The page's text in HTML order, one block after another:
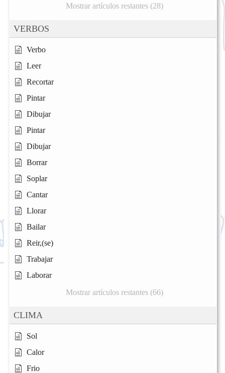
Mostrar artículos restantes (28)
VERBOS
Verbo
Leer
Recortar
Pintar
Dibujar
Pintar
Dibujar
Borrar
Soplar
Cantar
Llorar
Bailar
Reir,(se)
Trabajar
Laborar
Mostrar artículos restantes (66)
CLIMA
Sol
Calor
Frio